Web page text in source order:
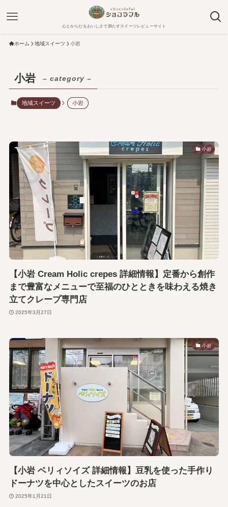
心とからだをおいしさで満たすスイーツレビューサイト
ホーム 地域スイーツ 小岩
小岩 – category –
地域スイーツ 小岩
小岩
【小岩 Cream Holic crepes 詳細情報】定番から創作
まで豊富なメニューで至福のひとときを味わえる焼き
立てクレープ専門店
2025年3月27日
小岩
【小岩 ベリィソイズ 詳細情報】豆乳を使った手作り
ドーナツを中心としたスイーツのお店
2025年1月21日